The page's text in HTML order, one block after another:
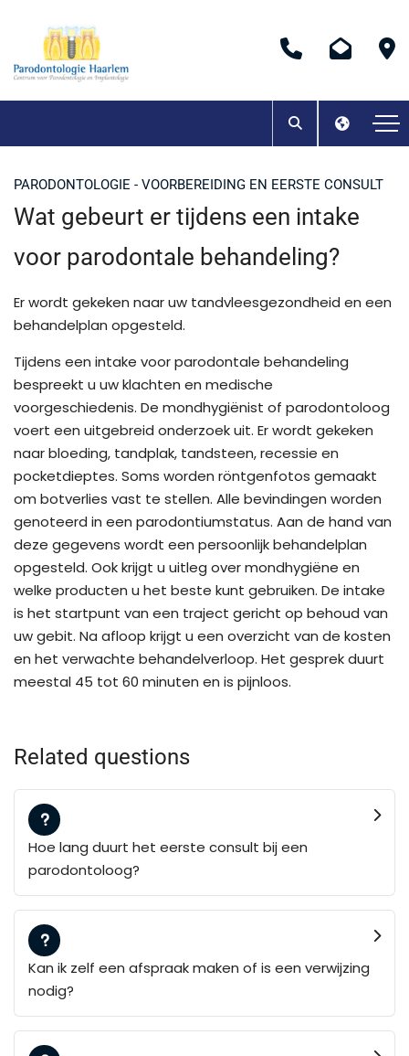
PARODONTOLOGIE - VOORBEREIDING EN EERSTE CONSULT
Wat gebeurt er tijdens een intake
voor parodontale behandeling?
Er wordt gekeken naar uw tandvleesgezondheid en een
behandelplan opgesteld.
Tijdens een intake voor parodontale behandeling
bespreekt u uw klachten en medische
voorgeschiedenis. De mondhygiënist of parodontoloog
voert een uitgebreid onderzoek uit. Er wordt gekeken
naar bloeding, tandplak, tandsteen, recessie en
pocketdieptes. Soms worden röntgenfotos gemaakt
om botverlies vast te stellen. Alle bevindingen worden
genoteerd in een parodontiumstatus. Aan de hand van
deze gegevens wordt een persoonlijk behandelplan
opgesteld. Ook krijgt u uitleg over mondhygiëne en
welke producten u het beste kunt gebruiken. De intake
is het startpunt van een traject gericht op behoud van
uw gebit. Na afloop krijgt u een overzicht van de kosten
en het verwachte behandelverloop. Het gesprek duurt
meestal 45 tot 60 minuten en is pijnloos.
Related questions
Hoe lang duurt het eerste consult bij een
parodontoloog?
Kan ik zelf een afspraak maken of is een verwijzing
nodig?